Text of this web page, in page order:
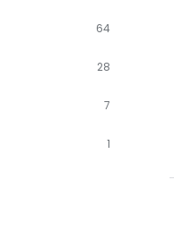
64
28
7
1